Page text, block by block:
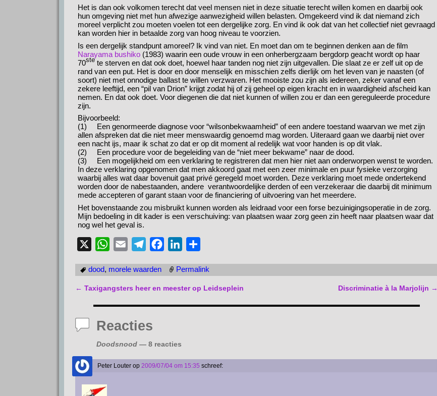
Het is dan ook volkomen terecht dat veel mensen niet in deze situatie terecht willen komen en daarbij ook
hun omgeving niet met hun afwezige aanwezigheid willen belasten. Omgekeerd vind ik dat niemand zich
moreel verplicht zou moeten voelen tot een dergelijke zorg. En vind ik ook dat van het collectief niet gevraagd
kan worden hier in betaalde zorg van hoog niveau te voorzien.
Is een dergelijk standpunt amoreel? Ik vind van niet. En moet dan om te beginnen denken aan de film
Narayama bushiko(1983) waarin een oude vrouw in een onherbergzaam bergdorp geacht wordt op haar
70stete sterven en dat ook doet, hoewel haar tanden nog niet zijn uitgevallen. Die slaat ze er zelf uit op de
rand van een put. Het is door en door menselijk en misschien zelfs dierlijk om het leven van je naasten (of
soort) niet met onnodige ballast te willen verzwaren. Het mooiste zou zijn als iedereen, zeker vanaf een
zekere leeftijd, een “pil van Drion” krijgt zodat hij of zij geheel op eigen kracht en in waardigheid afscheid kan
nemen. En dat ook doet. Voor diegenen die dat niet kunnen of willen zou er dan een gereguleerde procedure
zijn.
Bijvoorbeeld:
(1) Een genormeerde diagnose voor “wilsonbekwaamheid” of een andere toestand waarvan we met zijn
allen afspreken dat die niet meer menswaardig genoemd mag worden. Uiteraard gaan we daarbij niet over
een nacht ijs, maar ik schat zo dat er op dit moment al redelijk wat voor handen is op dit vlak.
(2) Een procedure voor de begeleiding van de “niet meer bekwame” naar de dood.
(3) Een mogelijkheid om een verklaring te registreren dat men hier niet aan onderworpen wenst te worden.
In deze verklaring opgenomen dat men akkoord gaat met een zeer minimale en puur fysieke verzorging
waarbij alles wat daar bovenuit gaat privé geregeld moet worden. Deze verklaring moet mede ondertekend
worden door de nabestaanden, andere verantwoordelijke derden of een verzekeraar die daarbij dit minimum
mede accepteren of garant staan voor de financiering of uitvoering van het meerdere.
Het bovenstaande zou misbruikt kunnen worden als leidraad voor een forse bezuinigingsoperatie in de zorg.
Mijn bedoeling in dit kader is een verschuiving: van plaatsen waar zorg geen zin heeft naar plaatsen waar dat
nog wel het geval is.
W
a
t
p
p
a
i
l
e
a
m
e
k
n
k
l
e
dood, morele waarden Permalink
← Taxigangsters heer en meester op Leidseplein Discriminatie à la Marjolijn →
Reacties
Doodsnood— 8 reacties
Peter Louterop 2009/07/04 om 15:35 schreef: